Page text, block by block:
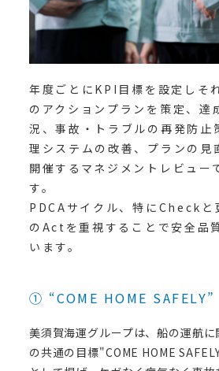
年度ごとにKPI目標を設定しそ
のアクションプランを策定、達
況、事故・トラブルの再発防止
理システムの改善、プランの見
開催するマネジメントレビュー
す。
PDCAサイクル、特にCheckと
のActを重視することで安全品
います。
① “COME HOME SAFELY”
美須賀海運グループは、船の運航
の共通の目標"COME HOME